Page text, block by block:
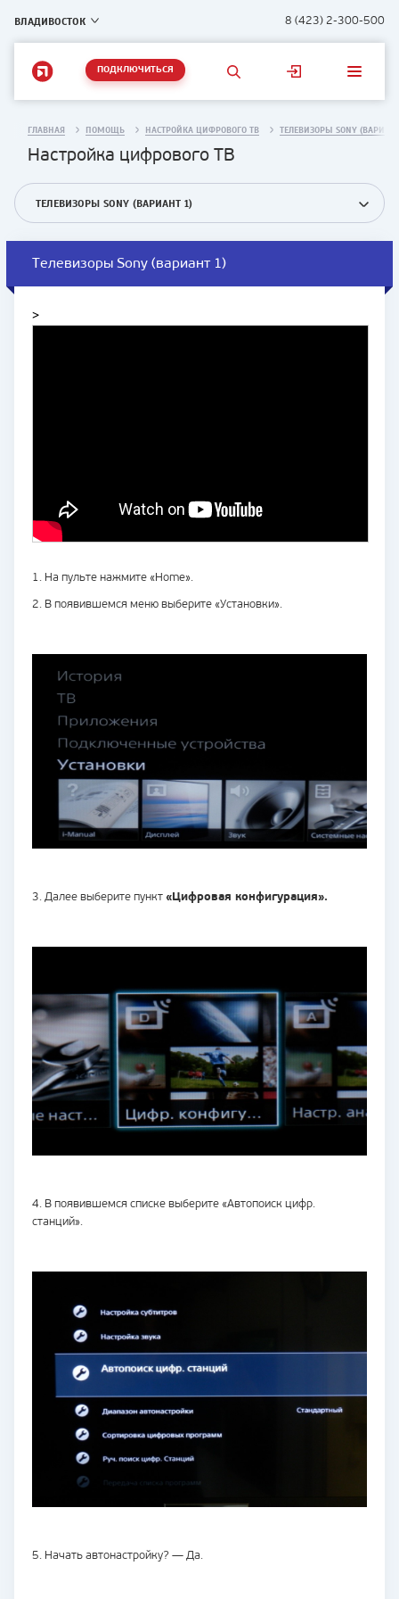
ВЛАДИВОСТОК 8 (423) 2-300-500
ПОДКЛЮЧИТЬСЯ
ГЛАВНАЯ ПОМОЩЬ НАСТРОЙКА ЦИФРОВОГО ТВ ТЕЛЕВИЗОРЫ SONY
Настройка цифрового ТВ
ТЕЛЕВИЗОРЫ SONY (ВАРИАНТ 1)
Телевизоры Sony (вариант 1)
>
1. На пульте нажмите «Home».
2. В появившемся меню выберите «Установки».
3. Далее выберите пункт «Цифровая конфигурация».
4. В появившемся списке выберите «Автопоиск цифр.
станций».
5. Начать автонастройку? — Да.